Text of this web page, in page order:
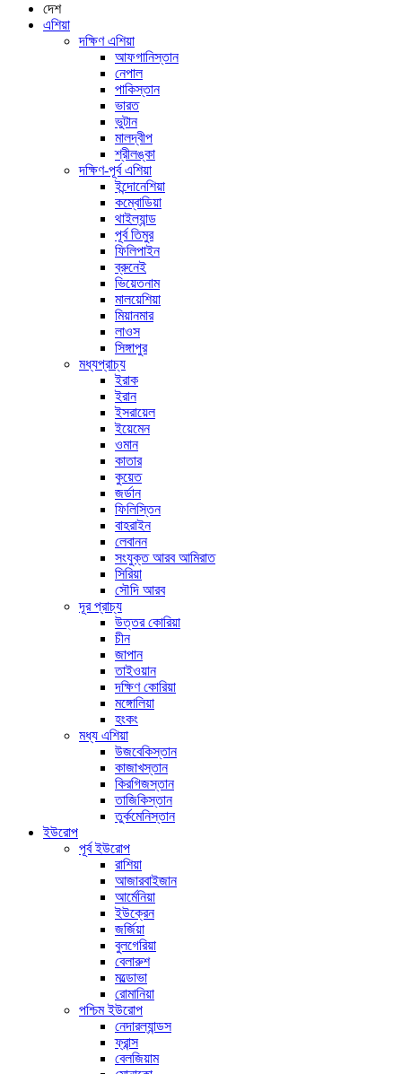
দেশ
এশিয়া
দক্ষিণ এশিয়া
আফগানিস্তান
নেপাল
পাকিস্তান
ভারত
ভুটান
মালদ্বীপ
শ্রীলঙ্কা
দক্ষিণ-পূর্ব এশিয়া
ইন্দোনেশিয়া
কম্বোডিয়া
থাইল্যান্ড
পূর্ব তিমুর
ফিলিপাইন
ব্রুনেই
ভিয়েতনাম
মালয়েশিয়া
মিয়ানমার
লাওস
সিঙ্গাপুর
মধ্যপ্রাচ্য
ইরাক
ইরান
ইসরায়েল
ইয়েমেন
ওমান
কাতার
কুয়েত
জর্ডান
ফিলিস্তিন
বাহরাইন
লেবানন
সংযুক্ত আরব আমিরাত
সিরিয়া
সৌদি আরব
দূর প্রাচ্য
উত্তর কোরিয়া
চীন
জাপান
তাইওয়ান
দক্ষিণ কোরিয়া
মঙ্গোলিয়া
হংকং
মধ্য এশিয়া
উজবেকিস্তান
কাজাখস্তান
কিরগিজস্তান
তাজিকিস্তান
তুর্কমেনিস্তান
ইউরোপ
পূর্ব ইউরোপ
রাশিয়া
আজারবাইজান
আর্মেনিয়া
ইউক্রেন
জর্জিয়া
বুলগেরিয়া
বেলারুশ
মল্ডোভা
রোমানিয়া
পশ্চিম ইউরোপ
নেদারল্যান্ডস
ফ্রান্স
বেলজিয়াম